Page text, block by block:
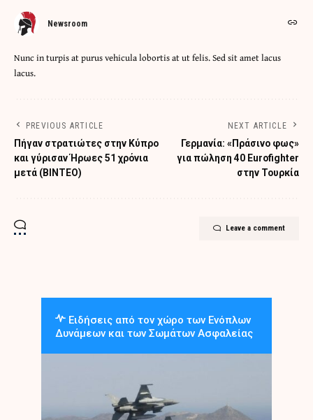
Newsroom
Nunc in turpis at purus vehicula lobortis at ut felis. Sed sit amet lacus
lacus.
PREVIOUS ARTICLE
Πήγαν στρατιώτες στην Κύπρο
και γύρισαν Ήρωες 51 χρόνια
μετά (ΒΙΝΤΕΟ)
NEXT ARTICLE
Γερμανία: «Πράσινο φως»
για πώληση 40 Eurofighter
στην Τουρκία
Leave a comment
Ειδήσεις από τον χώρο των Ενόπλων
Δυνάμεων και των Σωμάτων Ασφαλείας